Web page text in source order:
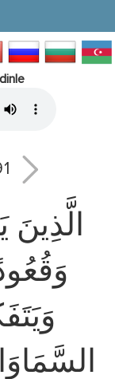
الَّذِينَ